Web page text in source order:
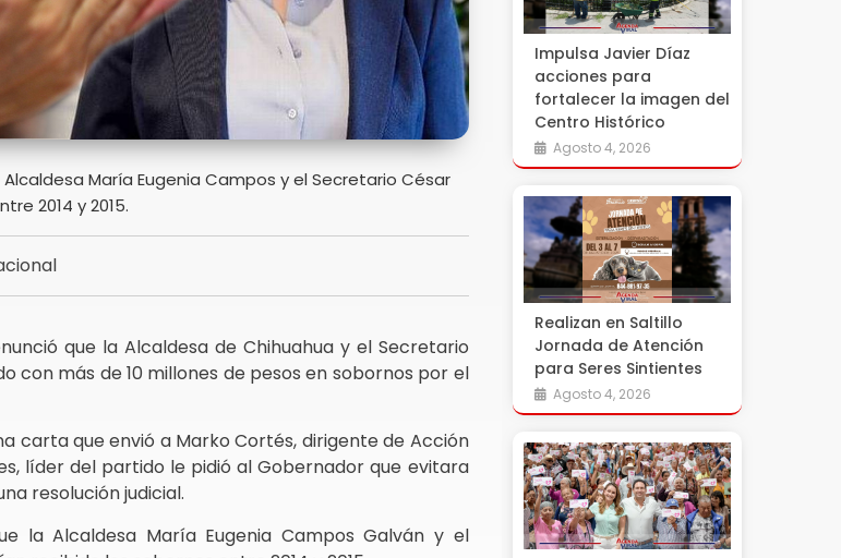
María Eugenia Campos y el Secretario César
2014 y 2015.
que la Alcaldesa de Chihuahua y el Secretario
con más de 10 millones de pesos en sobornos por el
carta que envió a Marko Cortés, dirigente de Acción
líder del partido le pidió al Gobernador que evitara
resolución judicial.
la Alcaldesa María Eugenia Campos Galván y el
Impulsa Javier Díaz
acciones para
fortalecer la imagen del
Centro Histórico
Agosto 4, 2026
Realizan en Saltillo
Jornada de Atención
para Seres Sintientes
Agosto 4, 2026